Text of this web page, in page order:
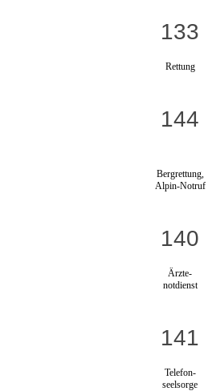
133
Rettung
144
Bergrettung,
Alpin-Notruf
140
Ärzte-
notdienst
141
Telefon-
seelsorge